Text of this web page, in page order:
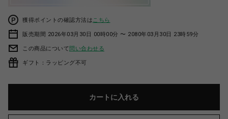
獲得ポイントの確認方法は こちら
販売期間 2026年03月30日 00時00分 〜 2080年03月30日 23時59分
この商品について問い合わせる
ギフト：ラッピング不可
カートに入れる